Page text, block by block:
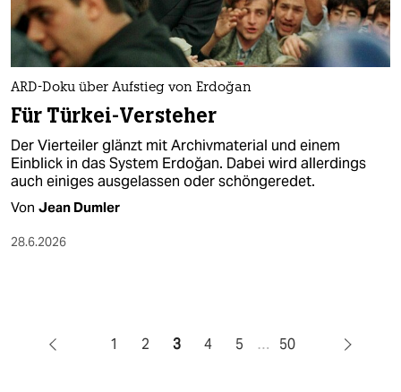
ARD-Doku über Aufstieg von Erdoğan
Für Türkei-Versteher
Der Vierteiler glänzt mit Archivmaterial und einem
Einblick in das System Erdoğan. Dabei wird allerdings
auch einiges ausgelassen oder schöngeredet.
Von Jean Dumler
28.6.2026
1 2 3 4 5 … 50